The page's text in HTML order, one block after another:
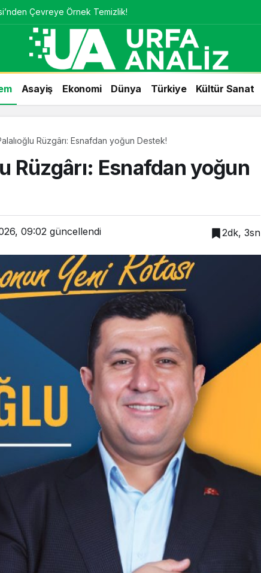
Çevreye Örnek Temizlik!
Asayiş Ekonomi Dünya Türkiye Kültür Sanat
Rüzgârı: Esnafdan yoğun Destek!
Rüzgârı: Esnafdan yoğun
09:02 güncellendi 2dk, 3sn